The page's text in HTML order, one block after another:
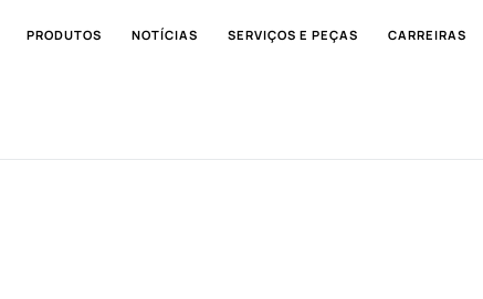
PRODUTOS NOTÍCIAS SERVIÇOS E PEÇAS CARREIRAS